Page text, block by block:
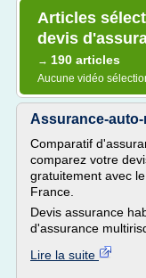
Articles
devis
→ 190 articles
Aucune vidéo
Assurance-
Comparatif
comparez votre
gratuitement avec
France.
Devis assurance
d'assurance
Lire la suite